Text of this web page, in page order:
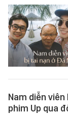
Nam diễn
phim Up qua